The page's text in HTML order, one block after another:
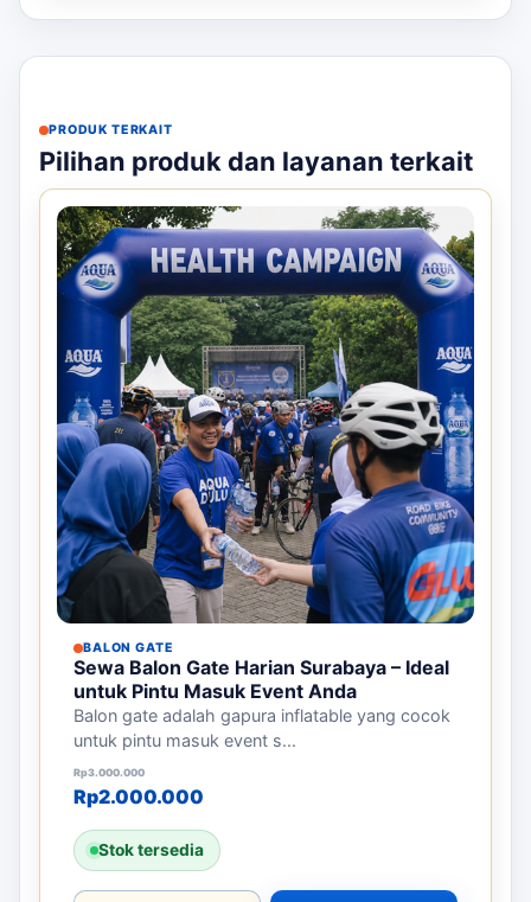
PRODUK TERKAIT
Pilihan produk dan layanan terkait
BALON GATE
Sewa Balon Gate Harian Surabaya – Ideal
untuk Pintu Masuk Event Anda
Balon gate adalah gapura inflatable yang cocok
untuk pintu masuk event s...
Rp3.000.000
Harga aslinya adalah: Rp3.000.000.
Rp2.000.000
Harga saat ini adalah: Rp2.000.000.
Stok tersedia